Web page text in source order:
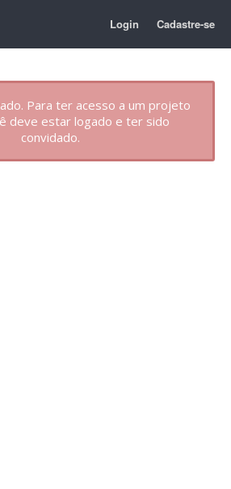
Login Cadastre-se
Para ter acesso a um projeto
deve estar logado e ter sido
convidado.